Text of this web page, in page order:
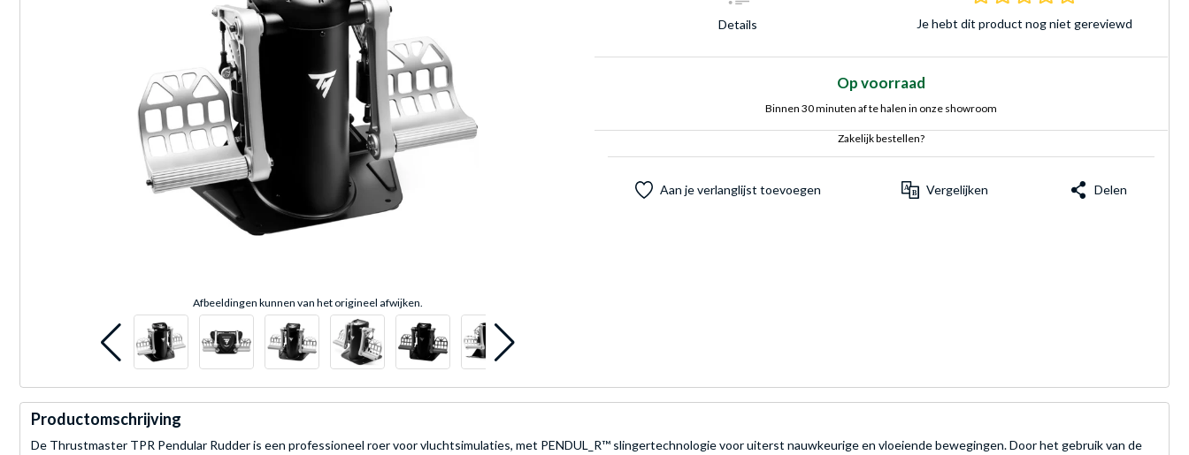
Afbeeldingen kunnen van het origineel afwijken.
Details Je hebt dit product nog niet gereviewd
Op voorraad
Binnen 30 minuten af te halen in onze showroom
Zakelijk bestellen?
Aan je verlanglijst toevoegen Vergelijken Delen
Productomschrijving
De Thrustmaster TPR Pendular Rudder is een professioneel roer voor vluchtsimulaties, met PENDUL_R™ slingertechnologie voor uiterst nauwkeurige en vloeiende bewegingen. Door het gebruik van de